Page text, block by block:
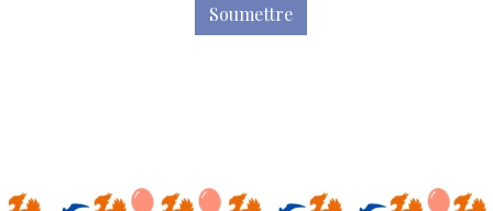
Soumettre